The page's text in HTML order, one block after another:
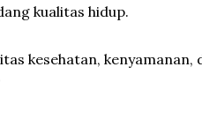
kualitas hidup.
kesehatan, kenyamanan,